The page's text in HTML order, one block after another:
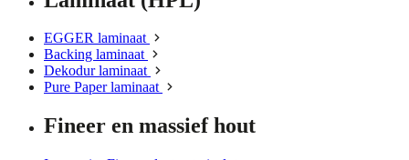
EGGER laminaat
Backing laminaat
Dekodur laminaat
Pure Paper laminaat
Fineer en massief hout